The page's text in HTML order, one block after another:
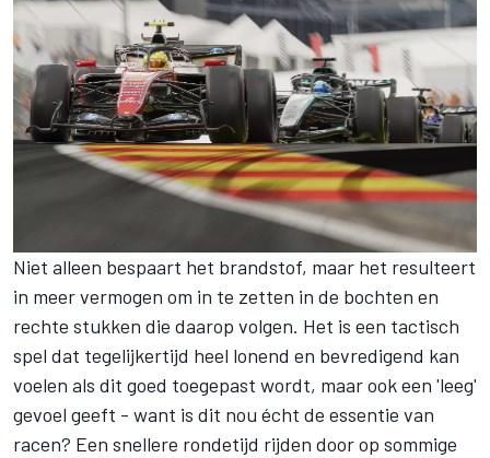
Niet alleen bespaart het brandstof, maar het resulteert
in meer vermogen om in te zetten in de bochten en
rechte stukken die daarop volgen. Het is een tactisch
spel dat tegelijkertijd heel lonend en bevredigend kan
voelen als dit goed toegepast wordt, maar ook een 'leeg'
gevoel geeft - want is dit nou écht de essentie van
racen? Een snellere rondetijd rijden door op sommige